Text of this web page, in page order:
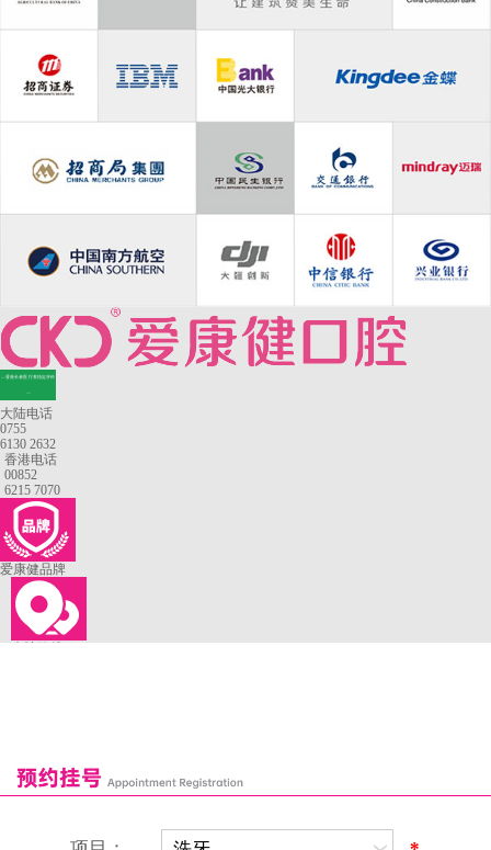
—香港长者医疗券指定牙科
大陆电话
0755
6130 2632
香港电话
00852
6215 7070
爱康健品牌
恒乐口腔诊所
富港口腔诊所